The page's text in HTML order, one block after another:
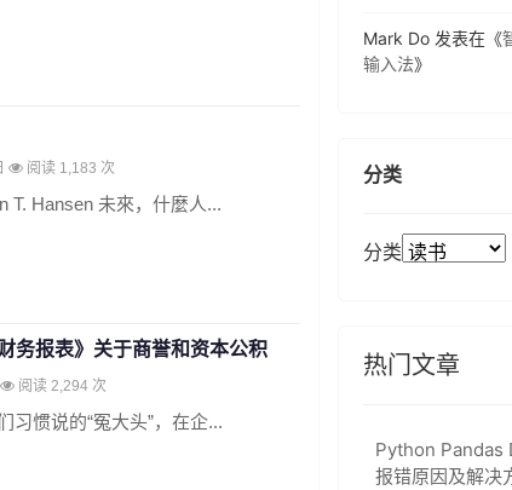
阅读 1,183 次
T. Hansen 未來，什麼人...
务报表》关于商誉和资本公积
阅读 2,294 次
习惯说的“冤大头”，在企...
Mark Do 发表在《
输入法》
分类
分类
热门文章
Python Pandas
报错原因及解决